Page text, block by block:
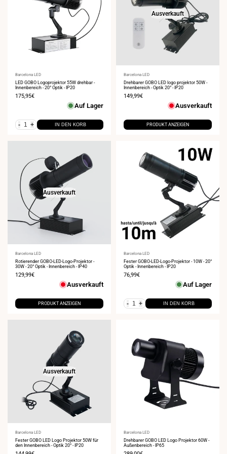
Anbieter:
Barcelona LED
LED GOBO Logoprojektor 55W drehbar -
Innenbereich - 20° Optik - IP20
Verkaufspreis
175,95€
Auf Lager
- + IN DEN KORB
Ausverkauft
Anbieter:
Barcelona LED
Drehbarer GOBO LED logo projektor 50W -
Innenbereich - Optik 20° - IP20
Verkaufspreis
149,99€
Ausverkauft
PRODUKT ANZEIGEN
Ausverkauft
Anbieter:
Barcelona LED
Rotierender GOBO-LED-Logo-Projektor -
30W - 20° Optik - Innenbereich - IP40
Verkaufspreis
129,99€
Ausverkauft
PRODUKT ANZEIGEN
Anbieter:
Barcelona LED
Fester GOBO-LED-Logo-Projektor - 10W - 20°
Optik - Innenbereich - IP20
Verkaufspreis
76,99€
Auf Lager
- + IN DEN KORB
Ausverkauft
Anbieter:
Barcelona LED
Fester GOBO LED Logo Projektor 50W für
den Innenbereich - Optik 20° - IP20
Anbieter:
Barcelona LED
Drehbarer GOBO LED Logo Projektor 60W -
Außenbereich - IP65